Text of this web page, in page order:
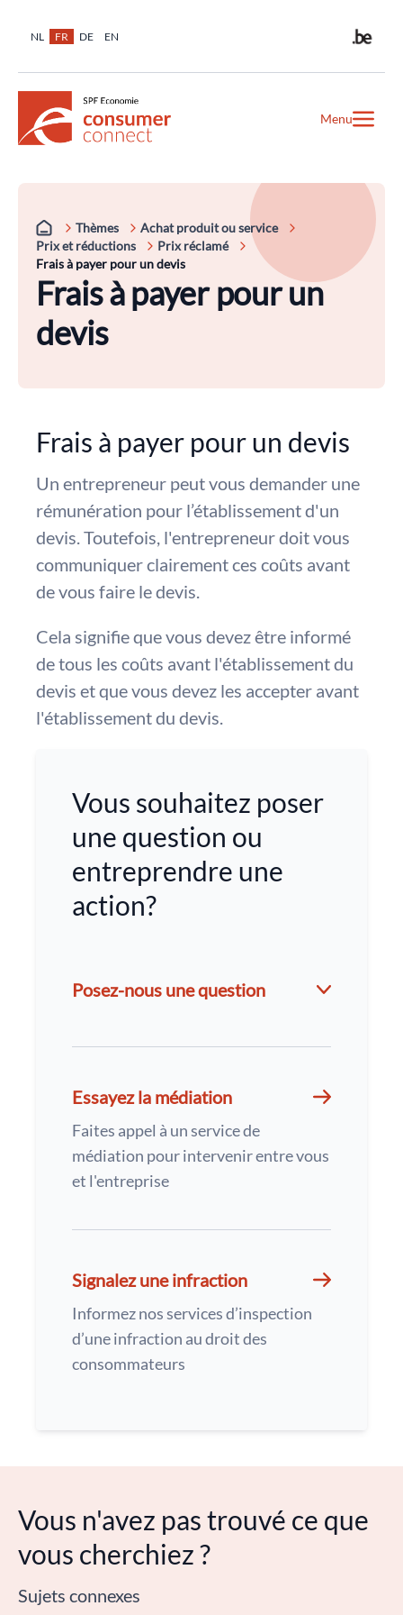
NL FR DE EN
Menu
Thèmes
Achat produit ou service
Prix et réductions
Prix réclamé
Frais à payer pour un devis
Frais à payer pour un
devis
Frais à payer pour un devis
Un entrepreneur peut vous demander une
rémunération pour l’établissement d'un
devis. Toutefois, l'entrepreneur doit vous
communiquer clairement ces coûts avant
de vous faire le devis.
Cela signifie que vous devez être informé
de tous les coûts avant l'établissement du
devis et que vous devez les accepter avant
l'établissement du devis.
Vous souhaitez poser
une question ou
entreprendre une
action?
Posez-nous une question
Essayez la médiation
Faites appel à un service de
médiation pour intervenir entre vous
et l'entreprise
Signalez une infraction
Informez nos services d’inspection
d’une infraction au droit des
consommateurs
Vous n'avez pas trouvé ce que
vous cherchiez ?
Sujets connexes